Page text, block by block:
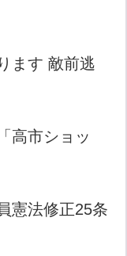
ます 敵前逃
高市ショッ
憲法修正25条